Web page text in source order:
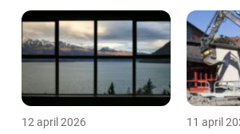
12 april 2026 11 april